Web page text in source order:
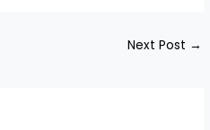
Next Post →